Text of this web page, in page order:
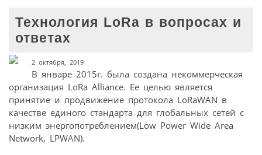
Технология LoRa в вопросах и
ответах
2 октября, 2019
В январе 2015г. была создана некоммерческая
организация LoRa Alliance. Ее целью является
принятие и продвижение протокола LoRaWAN в
качестве единого стандарта для глобальных сетей с
низким энергопотреблением(Low Power Wide Area
Network, LPWAN).